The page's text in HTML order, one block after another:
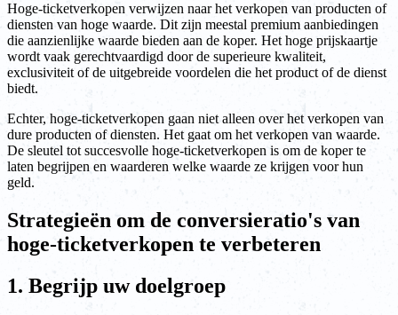
Hoge-ticketverkopen verwijzen naar het verkopen van producten of
diensten van hoge waarde. Dit zijn meestal premium aanbiedingen
die aanzienlijke waarde bieden aan de koper. Het hoge prijskaartje
wordt vaak gerechtvaardigd door de superieure kwaliteit,
exclusiviteit of de uitgebreide voordelen die het product of de dienst
biedt.
Echter, hoge-ticketverkopen gaan niet alleen over het verkopen van
dure producten of diensten. Het gaat om het verkopen van waarde.
De sleutel tot succesvolle hoge-ticketverkopen is om de koper te
laten begrijpen en waarderen welke waarde ze krijgen voor hun
geld.
Strategieën om de conversieratio's van
hoge-ticketverkopen te verbeteren
1. Begrijp uw doelgroep